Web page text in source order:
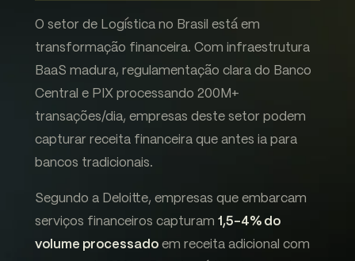
O setor de Logística no Brasil está em
transformação financeira. Com infraestrutura
BaaS madura, regulamentação clara do Banco
Central e PIX processando 200M+
transações/dia, empresas deste setor podem
capturar receita financeira que antes ia para
bancos tradicionais.
Segundo a Deloitte, empresas que embarcam
serviços financeiros capturam 1,5-4% do
volume processado em receita adicional com